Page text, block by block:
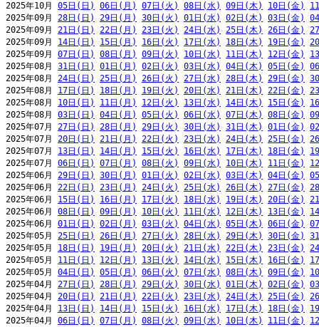
2025年10月 05日(日) 06日(月) 07日(火) 08日(水) 09日(木) 10日(金)
2025年09月 28日(日) 29日(月) 30日(火) 01日(水) 02日(木) 03日(金)
2025年09月 21日(日) 22日(月) 23日(火) 24日(水) 25日(木) 26日(金)
2025年09月 14日(日) 15日(月) 16日(火) 17日(水) 18日(木) 19日(金)
2025年09月 07日(日) 08日(月) 09日(火) 10日(水) 11日(木) 12日(金)
2025年08月 31日(日) 01日(月) 02日(火) 03日(水) 04日(木) 05日(金)
2025年08月 24日(日) 25日(月) 26日(火) 27日(水) 28日(木) 29日(金)
2025年08月 17日(日) 18日(月) 19日(火) 20日(水) 21日(木) 22日(金)
2025年08月 10日(日) 11日(月) 12日(火) 13日(水) 14日(木) 15日(金)
2025年08月 03日(日) 04日(月) 05日(火) 06日(水) 07日(木) 08日(金)
2025年07月 27日(日) 28日(月) 29日(火) 30日(水) 31日(木) 01日(金)
2025年07月 20日(日) 21日(月) 22日(火) 23日(水) 24日(木) 25日(金)
2025年07月 13日(日) 14日(月) 15日(火) 16日(水) 17日(木) 18日(金)
2025年07月 06日(日) 07日(月) 08日(火) 09日(水) 10日(木) 11日(金)
2025年06月 29日(日) 30日(月) 01日(火) 02日(水) 03日(木) 04日(金)
2025年06月 22日(日) 23日(月) 24日(火) 25日(水) 26日(木) 27日(金)
2025年06月 15日(日) 16日(月) 17日(火) 18日(水) 19日(木) 20日(金)
2025年06月 08日(日) 09日(月) 10日(火) 11日(水) 12日(木) 13日(金)
2025年06月 01日(日) 02日(月) 03日(火) 04日(水) 05日(木) 06日(金)
2025年05月 25日(日) 26日(月) 27日(火) 28日(水) 29日(木) 30日(金)
2025年05月 18日(日) 19日(月) 20日(火) 21日(水) 22日(木) 23日(金)
2025年05月 11日(日) 12日(月) 13日(火) 14日(水) 15日(木) 16日(金)
2025年05月 04日(日) 05日(月) 06日(火) 07日(水) 08日(木) 09日(金)
2025年04月 27日(日) 28日(月) 29日(火) 30日(水) 01日(木) 02日(金)
2025年04月 20日(日) 21日(月) 22日(火) 23日(水) 24日(木) 25日(金)
2025年04月 13日(日) 14日(月) 15日(火) 16日(水) 17日(木) 18日(金)
2025年04月 06日(日) 07日(月) 08日(火) 09日(水) 10日(木) 11日(金)